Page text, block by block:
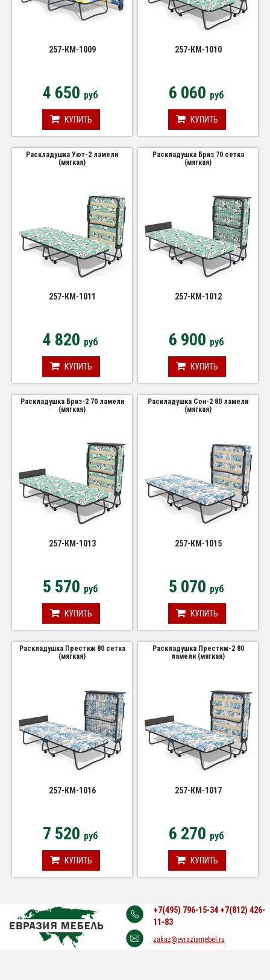
257-КМ-1009
4 650 руб
КУПИТЬ
257-КМ-1010
6 060 руб
КУПИТЬ
Раскладушка Уют-2 ламели
(мягкая)
257-КМ-1011
4 820 руб
КУПИТЬ
Раскладушка Бриз 70 сетка
(мягкая)
257-КМ-1012
6 900 руб
КУПИТЬ
Раскладушка Бриз-2 70 ламели
(мягкая)
257-КМ-1013
5 570 руб
КУПИТЬ
Раскладушка Сон-2 80 ламели
(мягкая)
257-КМ-1015
5 070 руб
КУПИТЬ
Раскладушка Престиж 80 сетка
(мягкая)
257-КМ-1016
7 520 руб
КУПИТЬ
Раскладушка Престиж-2 80
ламели (мягкая)
257-КМ-1017
6 270 руб
КУПИТЬ
+7(495) 796-15-34 +7(812) 426-
11-83
zakaz@evraziamebel.ru